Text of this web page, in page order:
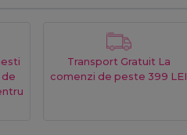
de
Transport Gratuit La
comenzi de peste 399 LEI